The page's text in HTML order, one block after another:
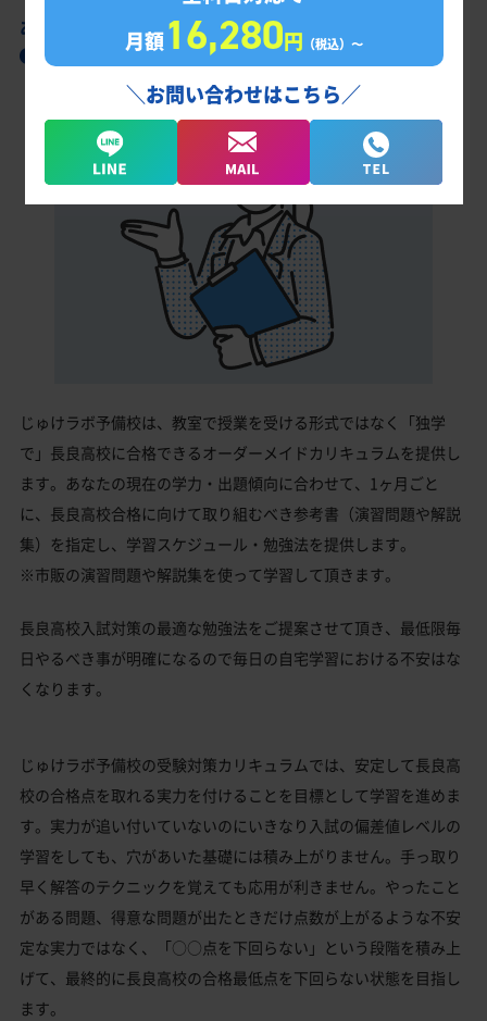
あなただけの学習計画だから成果が出る！
長良高校合格に向けた受験対策カリキュラム
じゅけラボ予備校は、教室で授業を受ける形式ではなく「独学
で」長良高校に合格できるオーダーメイドカリキュラムを提供し
ます。あなたの現在の学力・出題傾向に合わせて、1ヶ月ごと
に、長良高校合格に向けて取り組むべき参考書（演習問題や解説
集）を指定し、学習スケジュール・勉強法を提供します。
※市販の演習問題や解説集を使って学習して頂きます。
長良高校入試対策の最適な勉強法をご提案させて頂き、最低限毎
日やるべき事が明確になるので毎日の自宅学習における不安はな
くなります。
じゅけラボ予備校の受験対策カリキュラムでは、安定して長良高
校の合格点を取れる実力を付けることを目標として学習を進めま
す。実力が追い付いていないのにいきなり入試の偏差値レベルの
学習をしても、穴があいた基礎には積み上がりません。手っ取り
早く解答のテクニックを覚えても応用が利きません。やったこと
がある問題、得意な問題が出たときだけ点数が上がるような不安
定な実力ではなく、「○○点を下回らない」という段階を積み上
げて、最終的に長良高校の合格最低点を下回らない状態を目指し
ます。
月額16,280円 （税込）〜
＼お問い合わせはこちら／